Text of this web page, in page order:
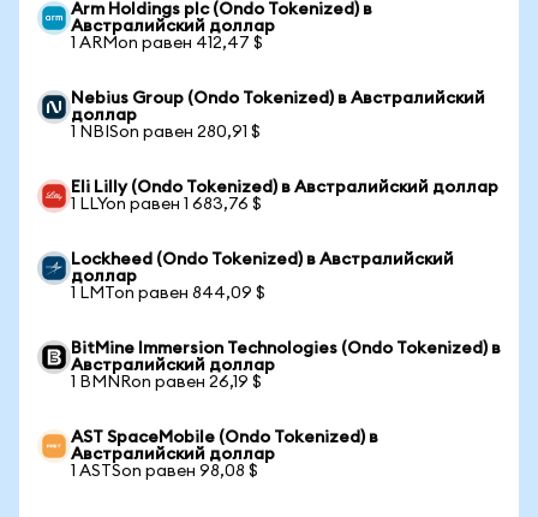
Arm Holdings plc (Ondo Tokenized) в
Австралийский доллар
1 ARMon равен 412,47 $
Nebius Group (Ondo Tokenized) в Австралийский
доллар
1 NBISon равен 280,91 $
Eli Lilly (Ondo Tokenized) в Австралийский доллар
1 LLYon равен 1 683,76 $
Lockheed (Ondo Tokenized) в Австралийский
доллар
1 LMTon равен 844,09 $
BitMine Immersion Technologies (Ondo Tokenized) в
Австралийский доллар
1 BMNRon равен 26,19 $
AST SpaceMobile (Ondo Tokenized) в
Австралийский доллар
1 ASTSon равен 98,08 $